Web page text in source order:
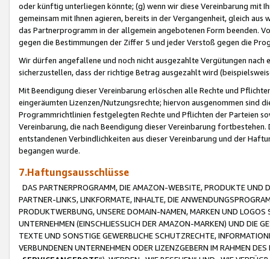
oder künftig unterliegen könnte; (g) wenn wir diese Vereinbarung mit
gemeinsam mit Ihnen agieren, bereits in der Vergangenheit, gleich
das Partnerprogramm in der allgemein angebotenen Form beenden.
gegen die Bestimmungen der Ziffer 5 und jeder Verstoß gegen die
Wir dürfen angefallene und noch nicht ausgezahlte Vergütungen
sicherzustellen, dass der richtige Betrag ausgezahlt wird
Mit Beendigung dieser Vereinbarung erlöschen alle Rechte und
eingeräumten Lizenzen/Nutzungsrechte; hiervon ausgenommen sind
Programmrichtlinien festgelegten Rechte und Pflichten der Parteien
Vereinbarung, die nach Beendigung dieser Vereinbarung
entstandenen Verbindlichkeiten aus dieser Vereinbarung und der
begangen wurde.
7.Haftungsausschlüsse
DAS PARTNERPROGRAMM, DIE AMAZON-WEBSITE, PRODUKTE UND
PARTNER-LINKS, LINKFORMATE, INHALTE, DIE
PRODUKTWERBUNG, UNSERE DOMAIN-NAMEN, MARKEN UND
UNTERNEHMEN (EINSCHLIESSLICH DER AMAZON-MARKEN) UND DIE
TEXTE UND SONSTIGE GEWERBLICHE SCHUTZRECHTE,
VERBUNDENEN UNTERNEHMEN ODER LIZENZGEBERN IM RAHMEN